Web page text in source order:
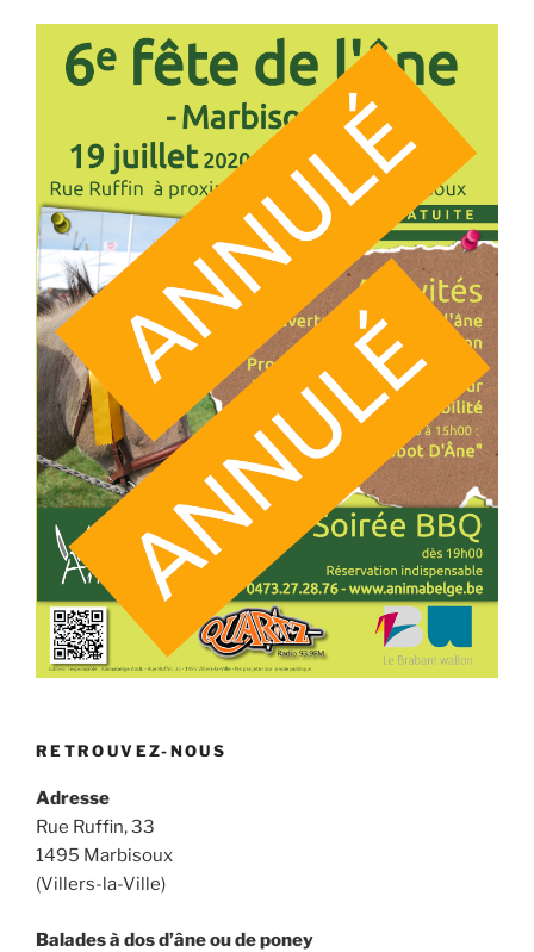
RETROUVEZ-NOUS
Adresse
Rue Ruffin, 33
1495 Marbisoux
(Villers-la-Ville)
Balades à dos d’âne ou de poney